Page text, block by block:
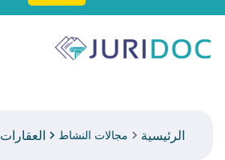
الرئيسية مجالات النشاط العقارات